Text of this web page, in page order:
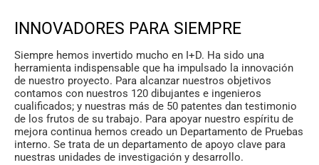
INNOVADORES PARA SIEMPRE
Siempre hemos invertido mucho en I+D. Ha sido una
herramienta indispensable que ha impulsado la innovación
de nuestro proyecto. Para alcanzar nuestros objetivos
contamos con nuestros 120 dibujantes e ingenieros
cualificados; y nuestras más de 50 patentes dan testimonio
de los frutos de su trabajo. Para apoyar nuestro espíritu de
mejora continua hemos creado un Departamento de Pruebas
interno. Se trata de un departamento de apoyo clave para
nuestras unidades de investigación y desarrollo.